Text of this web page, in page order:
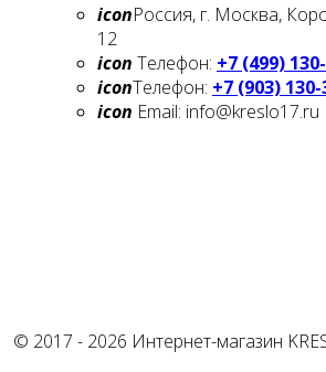
iconРоссия, г. Москва,
12
icon Телефон: +7 (499)
iconТелефон: +7 (903)
icon Email: info@kreslo17.ru
© 2017 - 2026 Интернет-магазин